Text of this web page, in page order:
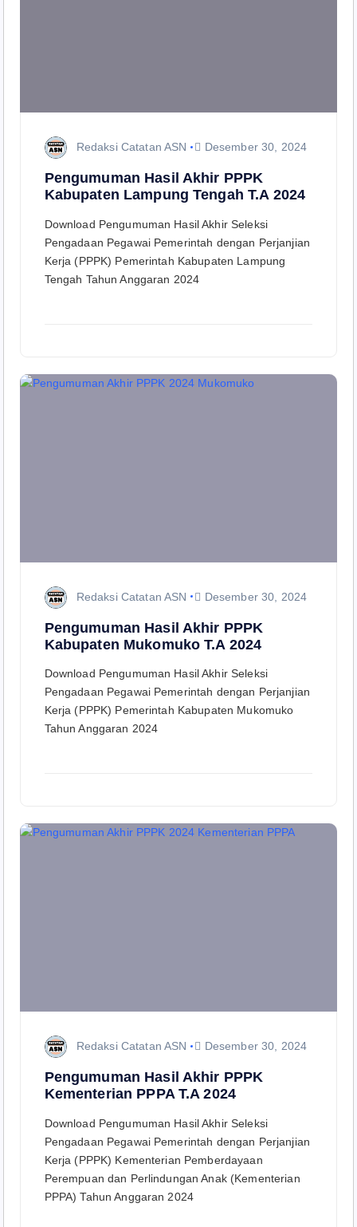
Redaksi Catatan ASN Desember 30, 2024
Pengumuman Hasil Akhir PPPK
Kabupaten Lampung Tengah T.A 2024
Download Pengumuman Hasil Akhir Seleksi
Pengadaan Pegawai Pemerintah dengan Perjanjian
Kerja (PPPK) Pemerintah Kabupaten Lampung
Tengah Tahun Anggaran 2024
Redaksi Catatan ASN Desember 30, 2024
Pengumuman Hasil Akhir PPPK
Kabupaten Mukomuko T.A 2024
Download Pengumuman Hasil Akhir Seleksi
Pengadaan Pegawai Pemerintah dengan Perjanjian
Kerja (PPPK) Pemerintah Kabupaten Mukomuko
Tahun Anggaran 2024
Redaksi Catatan ASN Desember 30, 2024
Pengumuman Hasil Akhir PPPK
Kementerian PPPA T.A 2024
Download Pengumuman Hasil Akhir Seleksi
Pengadaan Pegawai Pemerintah dengan Perjanjian
Kerja (PPPK) Kementerian Pemberdayaan
Perempuan dan Perlindungan Anak (Kementerian
PPPA) Tahun Anggaran 2024